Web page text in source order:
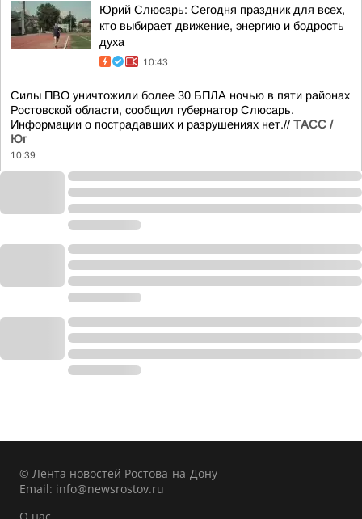
Юрий Слюсарь: Сегодня праздник для всех,
кто выбирает движение, энергию и бодрость
духа
10:43
Силы ПВО уничтожили более 30 БПЛА ночью в пяти районах
Ростовской области, сообщил губернатор Слюсарь.
Информации о пострадавших и разрушениях нет.// ТАСС /
Юг
10:39
© Лента новостей Ростова-на-Дону
Email: info@newsrostov.ru